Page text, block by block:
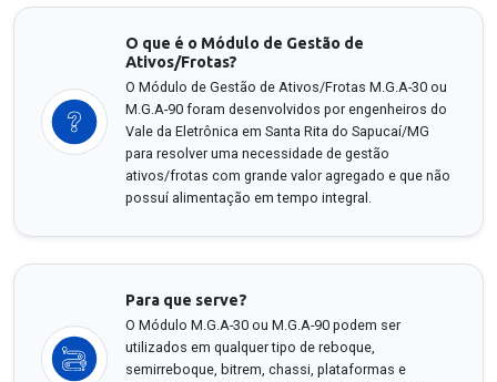
O que é o Módulo de Gestão de
Ativos/Frotas?
O Módulo de Gestão de Ativos/Frotas M.G.A-30 ou
M.G.A-90 foram desenvolvidos por engenheiros do
Vale da Eletrônica em Santa Rita do Sapucaí/MG
para resolver uma necessidade de gestão
ativos/frotas com grande valor agregado e que não
possuí alimentação em tempo integral.
Para que serve?
O Módulo M.G.A-30 ou M.G.A-90 podem ser
utilizados em qualquer tipo de reboque,
semirreboque, bitrem, chassi, plataformas e